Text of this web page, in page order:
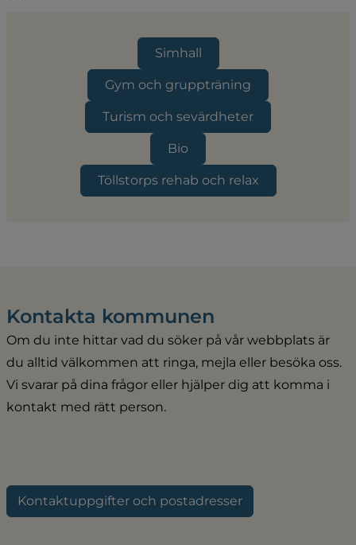
Simhall
Gym och gruppträning
Turism och sevärdheter
Bio
Töllstorps rehab och relax
Kontakta kommunen
Om du inte hittar vad du söker på vår webbplats är
du alltid välkommen att ringa, mejla eller besöka oss.
Vi svarar på dina frågor eller hjälper dig att komma i
kontakt med rätt person.
Kontaktuppgifter och postadresser